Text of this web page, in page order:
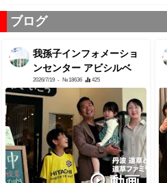
ブログ
我孫子インフォメーショ
ンセンター アビシルベ
2026/7/19 - №18636 425